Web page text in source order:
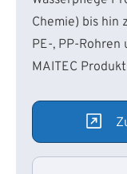
Chemie) bis hin
PE-, PP-
MAITEC